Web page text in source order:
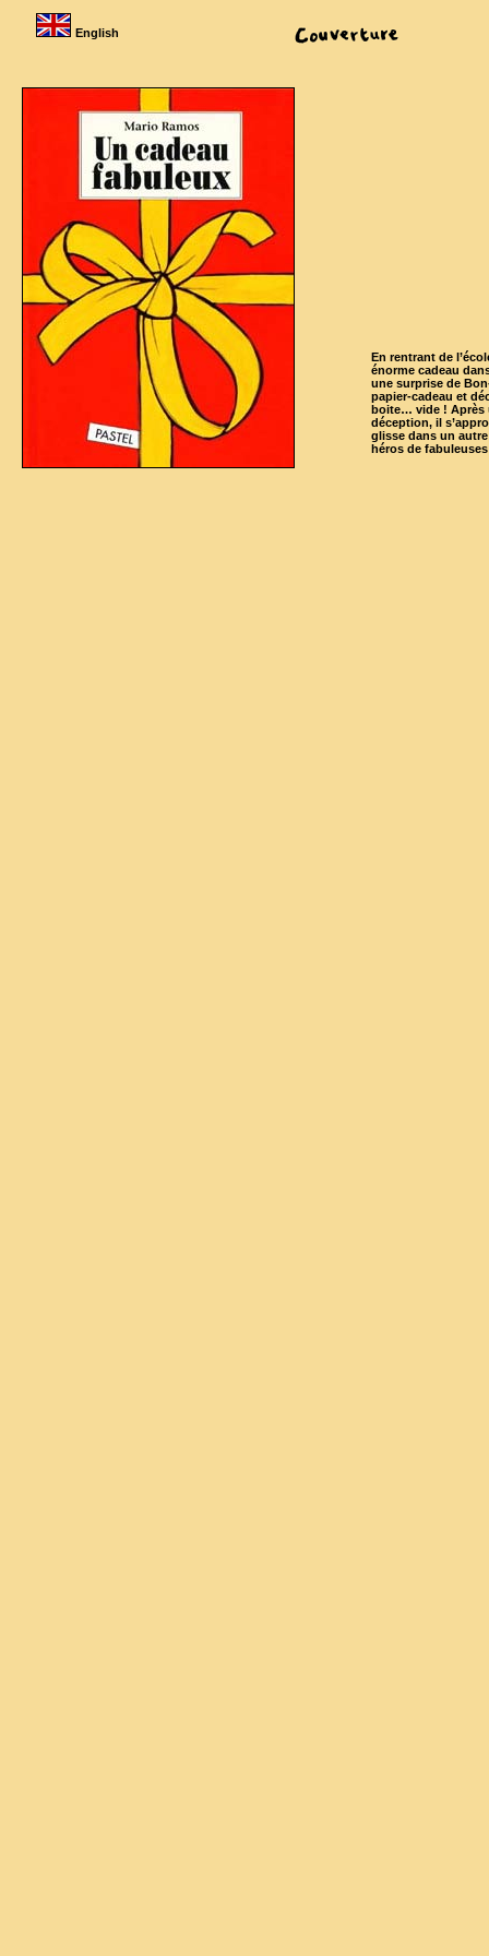
English
En rentrant de
énorme cadeau
une surprise de
papier-cadeau et
boite… vide ! Après
déception, il
glisse dans un
héros de